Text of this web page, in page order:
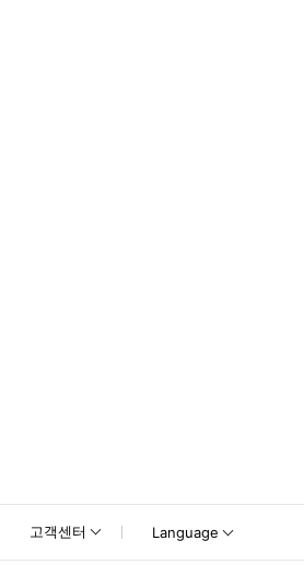
필요) * 이용하는 일자에 따라 영업 시
와 Tokyo Subway Ticket 각각 한 장씩, 총
고객센터 Language